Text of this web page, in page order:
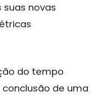
novas
do tempo
de uma